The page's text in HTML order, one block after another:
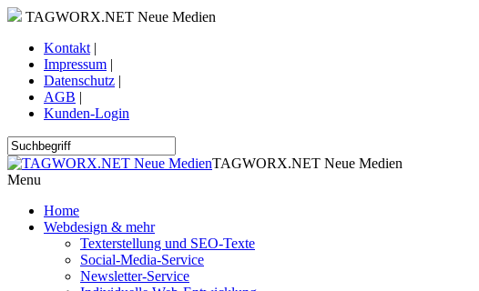
TAGWORX.NET Neue Medien
Kontakt |
Impressum |
Datenschutz |
AGB |
Kunden-Login
TAGWORX.NET Neue Medien
Menu
Home
Webdesign & mehr
Texterstellung und SEO-Texte
Social-Media-Service
Newsletter-Service